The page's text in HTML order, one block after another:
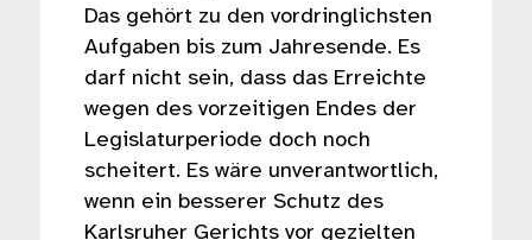
Das gehört zu den vordringlichsten
Aufgaben bis zum Jahresende. Es
darf nicht sein, dass das Erreichte
wegen des vorzeitigen Endes der
Legislaturperiode doch noch
scheitert. Es wäre unverantwortlich,
wenn ein besserer Schutz des
Karlsruher Gerichts vor gezielten